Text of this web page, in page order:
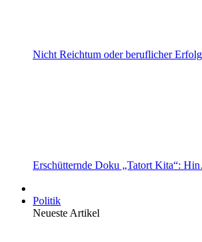
Nicht Reichtum oder beruflicher
Erschütternde Doku „Tatort Kita“:
Politik
Neueste Artikel